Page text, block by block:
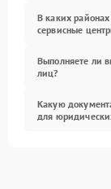
В каких
сервисные
Выполняете ли
лиц?
Какую
для